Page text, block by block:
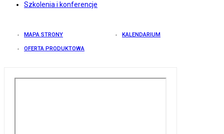
Szkolenia i konferencje
MAPA STRONY KALENDARIUM
OFERTA PRODUKTOWA